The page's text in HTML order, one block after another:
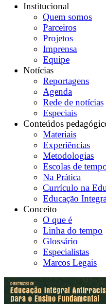
Institucional
Quem somos
Parceiros
Projetos
Imprensa
Equipe
Notícias
Reportagens
Agenda
Rede de notícias
Especiais
Conteúdos
Materiais
Experiências
Metodologias
Escolas de
Na Prática
Currículo na
Educação
Conceito
O que é
Linha do tempo
Glossário
Especialistas
Marcos Legais